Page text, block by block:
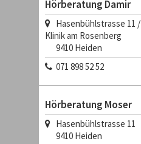
Hörberatung Damir
Hasenbühlstrasse 11 /
Klinik am Rosenberg
9410 Heiden
071 898 52 52
Hörberatung Moser
Hasenbühlstrasse 11
9410 Heiden